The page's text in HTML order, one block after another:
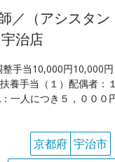
／（アシスタン
治店
手当10,000円10,000
養手当（１）配偶者：
：一人につき５，０００
京都府 宇治市